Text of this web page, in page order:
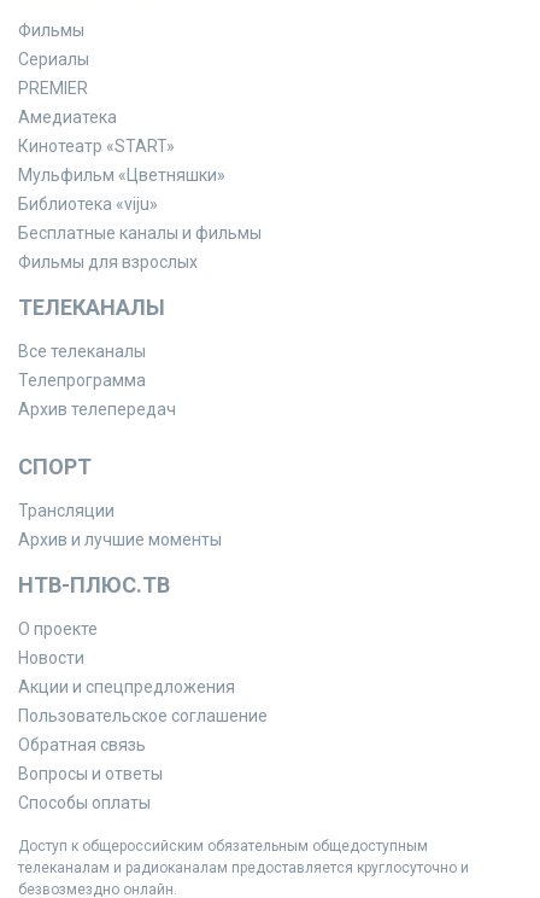
Фильмы
Сериалы
PREMIER
Амедиатека
Кинотеатр «START»
Мульфильм «Цветняшки»
Библиотека «viju»
Бесплатные каналы и фильмы
Фильмы для взрослых
ТЕЛЕКАНАЛЫ
Все телеканалы
Телепрограмма
Архив телепередач
СПОРТ
Трансляции
Архив и лучшие моменты
НТВ-ПЛЮС.ТВ
О проекте
Новости
Акции и спецпредложения
Пользовательское соглашение
Обратная связь
Вопросы и ответы
Способы оплаты
Доступ к общероссийским обязательным общедоступным
телеканалам и радиоканалам предоставляется круглосуточно и
безвозмездно онлайн.